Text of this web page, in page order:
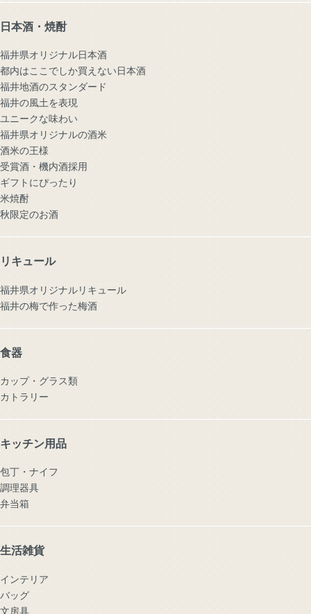
日本酒・焼酎
福井県オリジナル日本酒
都内はここでしか買えない日本酒
福井地酒のスタンダード
福井の風土を表現
ユニークな味わい
福井県オリジナルの酒米
酒米の王様
受賞酒・機内酒採用
ギフトにぴったり
米焼酎
秋限定のお酒
リキュール
福井県オリジナルリキュール
福井の梅で作った梅酒
食器
カップ・グラス類
カトラリー
キッチン用品
包丁・ナイフ
調理器具
弁当箱
生活雑貨
インテリア
バッグ
文房具